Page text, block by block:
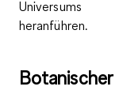
Universums
heranführen.
Botanischer